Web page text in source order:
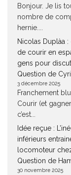
Bonjour. Je lis
nombre de
hernie....
Nicolas Duplàa :
de courir en
gens pour
Question de
3 décembre 2025
Franchement
Courir (et
c’est...
Idée reçue :
inférieurs
locomoteur
Question de
30 novembre 2025